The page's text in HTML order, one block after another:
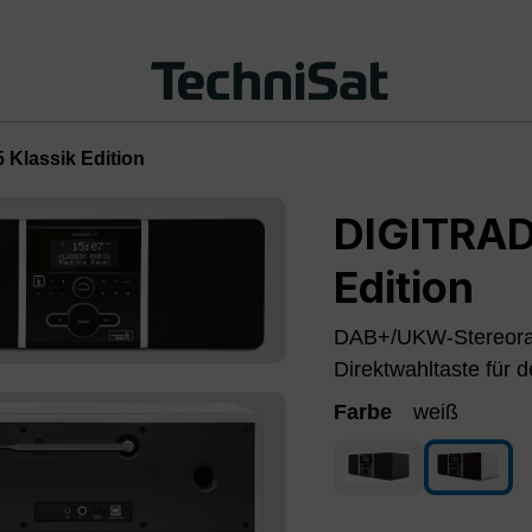
Klassik Edition
Edition
DAB+/UKW-
Direktwahltaste für
Farbe
weiß
anthrazit weiß